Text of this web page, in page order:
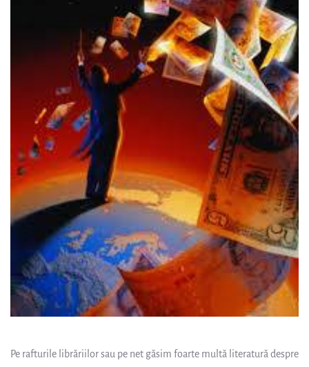
Pe rafturile librăriilor sau pe net găsim foarte multă literatură despre